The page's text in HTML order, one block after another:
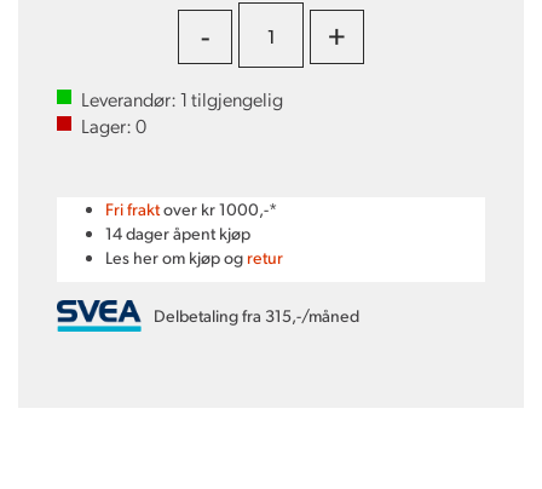
- +
Leverandør:1tilgjengelig
Lager:0
Fri fraktover kr 1000,-*
14 dager åpent kjøp
Les her om kjøp og retur
Delbetaling fra 315,-/måned